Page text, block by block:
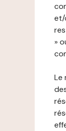
et/
»
Le